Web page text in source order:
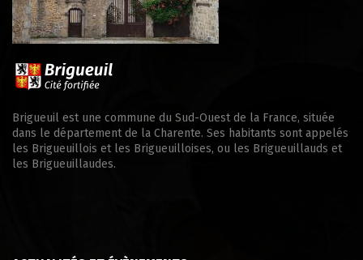
Brigueuil est une commune du Sud-Ouest de la France, située
dans le département de la Charente. Ses habitants sont appelés
les Brigueuillois et les Brigueuilloises, ou les Brigueuillauds et
les Brigueuillaudes.